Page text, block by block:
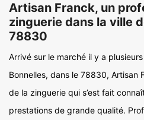
Artisan Franck, un
zinguerie dans la ville
78830
Arrivé sur le marché il y a
Bonnelles, dans le 78830, Artisan
de la zinguerie qui s’est fait
prestations de grande qualité.